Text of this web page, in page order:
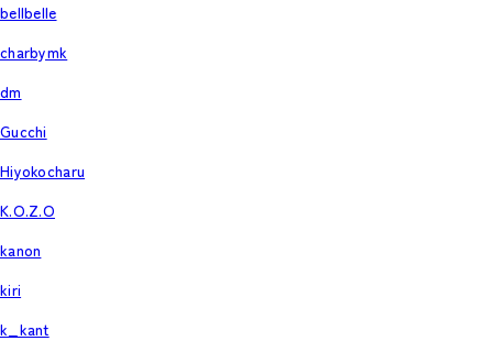
bellbelle
charbymk
dm
Gucchi
Hiyokocharu
K.O.Z.O
kanon
kiri
k_kant